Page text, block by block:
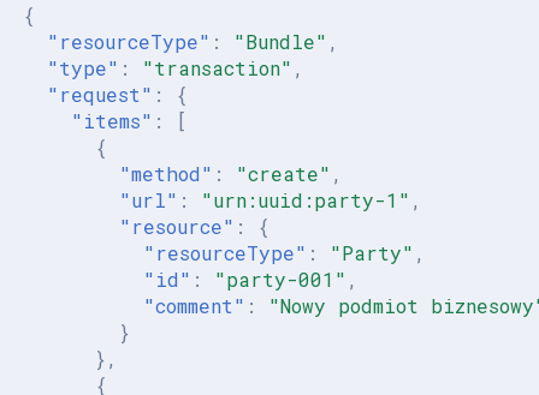
{
"resourceType" : "Bundle" ,
"type" : "transaction" ,
"request" :
{
"items" :
[
{
"method" : "create" ,
"url" : "urn:uuid:party-1" ,
"resource" :
{
"resourceType" : "Party" ,
"id" : "party-001" ,
"comment" :
"Nowy podmiot
}
},
{